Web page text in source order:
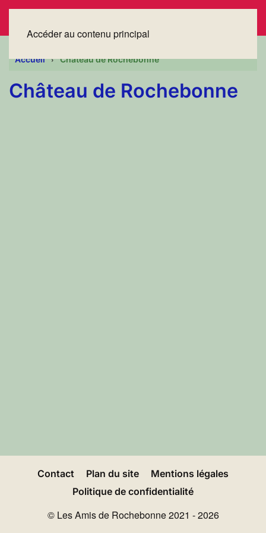
Accéder au contenu principal
Accueil Château de Rochebonne
Château de Rochebonne
Contact Plan du site
Mentions légales
Politique de confidentialité
© Les Amis de Rochebonne 2021 - 2026